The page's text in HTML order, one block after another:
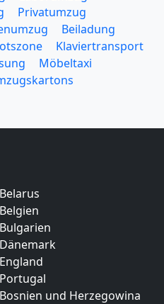
Privatumzug
Beiladung
Klaviertransport
Möbeltaxi
und Herzegowina